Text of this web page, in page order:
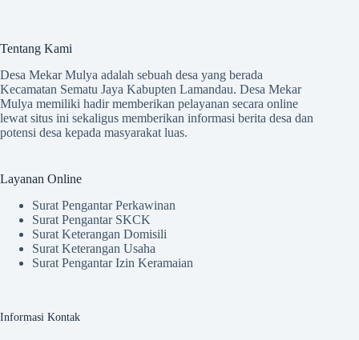
Tentang Kami
Desa Mekar Mulya adalah sebuah desa yang berada
Kecamatan Sematu Jaya Kabupten Lamandau. Desa Mekar
Mulya memiliki hadir memberikan pelayanan secara online
lewat situs ini sekaligus memberikan informasi berita desa dan
potensi desa kepada masyarakat luas.
Layanan Online
Surat Pengantar Perkawinan
Surat Pengantar SKCK
Surat Keterangan Domisili
Surat Keterangan Usaha
Surat Pengantar Izin Keramaian
Informasi Kontak